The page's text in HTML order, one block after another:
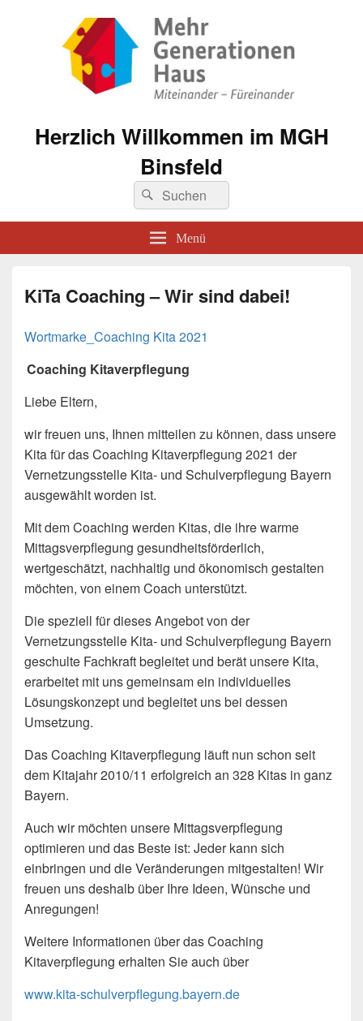
Herzlich Willkommen im MGH
Binsfeld
Suche
nach:
Suchen
Menü
KiTa Coaching – Wir sind dabei!
Wortmarke_Coaching Kita 2021
Coaching Kitaverpflegung
Liebe Eltern,
wir freuen uns, Ihnen mitteilen zu können, dass unsere
Kita für das Coaching Kitaverpflegung 2021 der
Vernetzungsstelle Kita- und Schulverpflegung Bayern
ausgewählt worden ist.
Mit dem Coaching werden Kitas, die ihre warme
Mittagsverpflegung gesundheitsförderlich,
wertgeschätzt, nachhaltig und ökonomisch gestalten
möchten, von einem Coach unterstützt.
Die speziell für dieses Angebot von der
Vernetzungsstelle Kita- und Schulverpflegung Bayern
geschulte Fachkraft begleitet und berät unsere Kita,
erarbeitet mit uns gemeinsam ein individuelles
Lösungskonzept und begleitet uns bei dessen
Umsetzung.
Das Coaching Kitaverpflegung läuft nun schon seit
dem Kitajahr 2010/11 erfolgreich an 328 Kitas in ganz
Bayern.
Auch wir möchten unsere Mittagsverpflegung
optimieren und das Beste ist: Jeder kann sich
einbringen und die Veränderungen mitgestalten! Wir
freuen uns deshalb über Ihre Ideen, Wünsche und
Anregungen!
Weitere Informationen über das Coaching
Kitaverpflegung erhalten Sie auch über
www.kita-schulverpflegung.bayern.de